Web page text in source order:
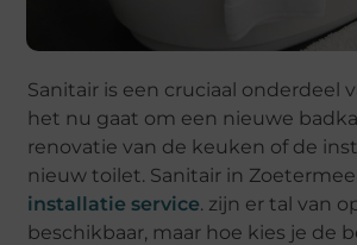
Sanitair is een cruciaal onderdeel
het nu gaat om een nieuwe
renovatie van de keuken of de
nieuw toilet. Sanitair in
installatie service. zijn er tal van
beschikbaar, maar hoe kies je de